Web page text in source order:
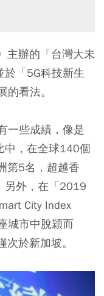
主辦的「台灣大未
「5G科技新生
看法。
一些成績，像是
中，在全球140個
第5名，超越香
另外，在「2019
City Index
城市中脫穎而
於新加坡。